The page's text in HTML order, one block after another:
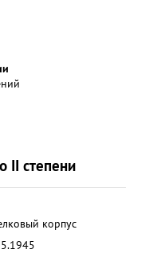
II степени
корпус